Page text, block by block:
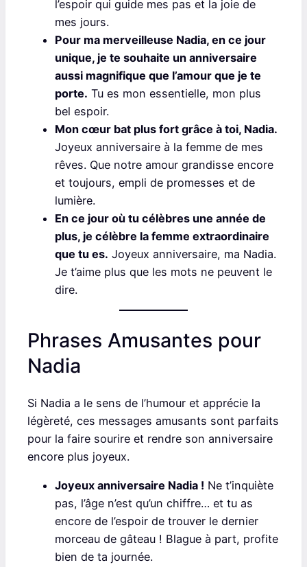
l’espoir qui guide mes pas et la joie de
mes jours.
Pour ma merveilleuse Nadia, en ce jour
unique, je te souhaite un anniversaire
aussi magnifique que l’amour que je te
porte. Tu es mon essentielle, mon plus
bel espoir.
Mon cœur bat plus fort grâce à toi, Nadia.
Joyeux anniversaire à la femme de mes
rêves. Que notre amour grandisse encore
et toujours, empli de promesses et de
lumière.
En ce jour où tu célèbres une année de
plus, je célèbre la femme extraordinaire
que tu es. Joyeux anniversaire, ma Nadia.
Je t’aime plus que les mots ne peuvent le
dire.
Phrases Amusantes pour
Nadia
Si Nadia a le sens de l’humour et apprécie la
légèreté, ces messages amusants sont parfaits
pour la faire sourire et rendre son anniversaire
encore plus joyeux.
Joyeux anniversaire Nadia ! Ne t’inquiète
pas, l’âge n’est qu’un chiffre… et tu as
encore de l’espoir de trouver le dernier
morceau de gâteau ! Blague à part, profite
bien de ta journée.